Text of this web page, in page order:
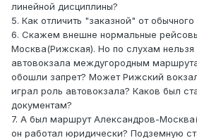
линейной дисциплины?
5. Как отличить "заказной" от
6. Скажем внешне нормальные
Москва(Рижская). Но по слухам нельзя
автовокзала междугородным
обошли запрет? Может Рижский
играл роль автовокзала? Каков был
документам?
7. А был маршрут Александров-
он работал юридически? Подземную